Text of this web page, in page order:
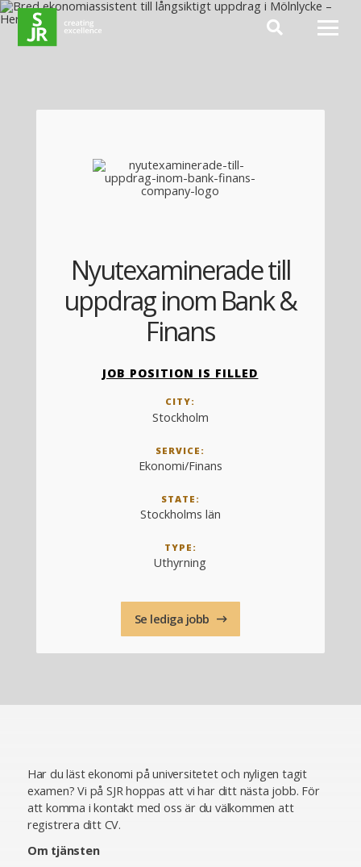
Hoppa till innehåll
JOB POSITION IS FILLED
CITY:
Stockholm
SERVICE:
Ekonomi/Finans
STATE:
Stockholms län
TYPE:
Uthyrning
Nyutexaminerade till
uppdrag inom Bank &
Finans
Se lediga jobb
Har du läst ekonomi på universitetet och nyligen tagit
examen? Vi på SJR hoppas att vi har ditt nästa jobb. För
att komma i kontakt med oss är du välkommen att
registrera ditt CV.
Om tjänsten